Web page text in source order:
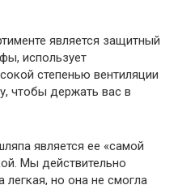
является защитный
использует
степенью вентиляции
чтобы держать вас в
является ее «самой
Мы действительно
легкая, но она не смогла